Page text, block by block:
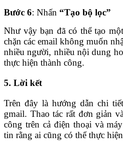
Bước 6: Nhấn “Tạo bộ lọc”
Như vậy bạn đã có thể tạo
chặn các email không muốn
nhiều người, nhiều nội dung
thực hiện thành công.
5. Lời kết
Trên đây là hướng dẫn chi
gmail. Thao tác rất đơn giản
công trên cả điện thoại và
tin rằng ai cũng có thể thực